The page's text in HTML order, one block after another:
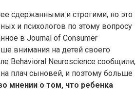
сдержанными и строгими, но это
и психологов по этому вопросу
в Journal of Consumer
внимания на детей своего
Behavioral Neuroscience сообщили,
плач сыновей, и поэтому больше
мнении о том, что ребенка